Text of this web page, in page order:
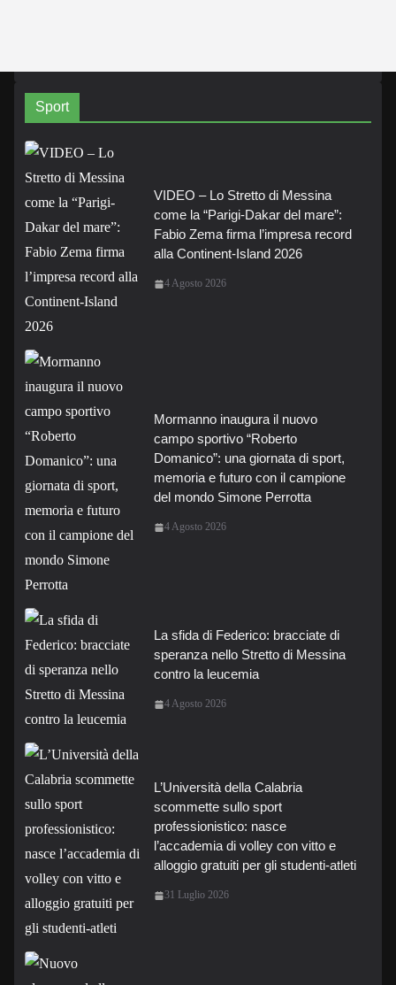
Sport
VIDEO – Lo Stretto di Messina
come la “Parigi-Dakar del mare”:
Fabio Zema firma l’impresa record
alla Continent-Island 2026
4 Agosto 2026
Mormanno inaugura il nuovo
campo sportivo “Roberto
Domanico”: una giornata di sport,
memoria e futuro con il campione
del mondo Simone Perrotta
4 Agosto 2026
La sfida di Federico: bracciate di
speranza nello Stretto di Messina
contro la leucemia
4 Agosto 2026
L’Università della Calabria
scommette sullo sport
professionistico: nasce
l’accademia di volley con vitto e
alloggio gratuiti per gli studenti-atleti
31 Luglio 2026